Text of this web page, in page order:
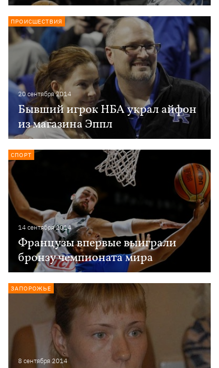
20 сентября 2014
Бывший игрок НБА украл айфон
из магазина Эппл
ПРОИСШЕСТВИЯ
14 сентября 2014
Французы впервые выиграли
бронзу чемпионата мира
СПОРТ
8 сентября 2014
ЗАПОРОЖЬЕ